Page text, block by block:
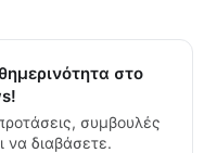
στο
συμβουλές
να διαβάσετε.